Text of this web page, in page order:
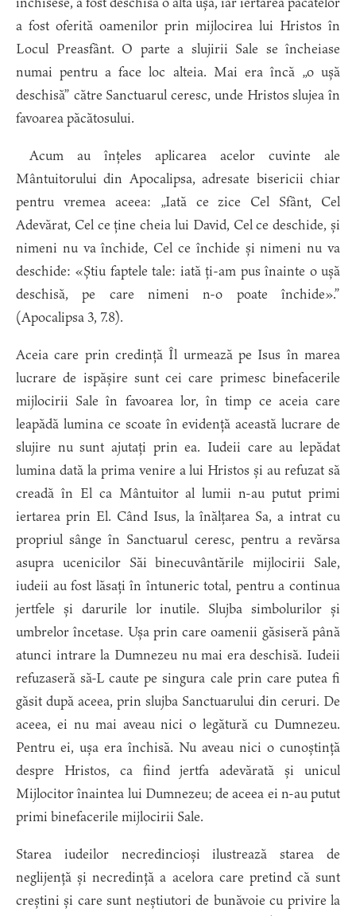
a fost oferită oamenilor prin mijlocirea lui Hristos în
Locul Preasfânt. O parte a slujirii Sale se încheiase
numai pentru a face loc alteia. Mai era încă „o ușă
deschisă” către Sanctuarul ceresc, unde Hristos slujea în
favoarea păcătosului.
Acum au înțeles aplicarea acelor cuvinte ale
Mântuitorului din Apocalipsa, adresate bisericii chiar
pentru vremea aceea: „Iată ce zice Cel Sfânt, Cel
Adevărat, Cel ce ține cheia lui David, Cel ce deschide, și
nimeni nu va închide, Cel ce închide și nimeni nu va
deschide: «Știu faptele tale: iată ți-am pus înainte o ușă
deschisă, pe care nimeni n-o poate închide».”
(Apocalipsa 3, 7.8).
Aceia care prin credință Îl urmează pe Isus în marea
lucrare de ispășire sunt cei care primesc binefacerile
mijlocirii Sale în favoarea lor, în timp ce aceia care
leapădă lumina ce scoate în evidență această lucrare de
slujire nu sunt ajutați prin ea. Iudeii care au lepădat
lumina dată la prima venire a lui Hristos și au refuzat să
creadă în El ca Mântuitor al lumii n-au putut primi
iertarea prin El. Când Isus, la înălțarea Sa, a intrat cu
propriul sânge în Sanctuarul ceresc, pentru a revărsa
asupra ucenicilor Săi binecuvântările mijlocirii Sale,
iudeii au fost lăsați în întuneric total, pentru a continua
jertfele și darurile lor inutile. Slujba simbolurilor și
umbrelor încetase. Ușa prin care oamenii găsiseră până
atunci intrare la Dumnezeu nu mai era deschisă. Iudeii
refuzaseră să-L caute pe singura cale prin care putea fi
găsit după aceea, prin slujba Sanctuarului din ceruri. De
aceea, ei nu mai aveau nici o legătură cu Dumnezeu.
Pentru ei, ușa era închisă. Nu aveau nici o cunoștință
despre Hristos, ca fiind jertfa adevărată și unicul
Mijlocitor înaintea lui Dumnezeu; de aceea ei n-au putut
primi binefacerile mijlocirii Sale.
Starea iudeilor necredincioși ilustrează starea de
neglijență și necredință a acelora care pretind că sunt
creștini și care sunt neștiutori de bunăvoie cu privire la